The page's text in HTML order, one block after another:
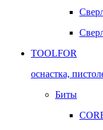
TOOLFOR
оснастка,
Биты